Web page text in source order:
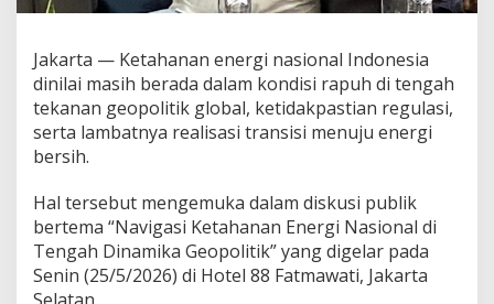
Jakarta — Ketahanan energi nasional Indonesia
dinilai masih berada dalam kondisi rapuh di tengah
tekanan geopolitik global, ketidakpastian regulasi,
serta lambatnya realisasi transisi menuju energi
bersih.
Hal tersebut mengemuka dalam diskusi publik
bertema “Navigasi Ketahanan Energi Nasional di
Tengah Dinamika Geopolitik” yang digelar pada
Senin (25/5/2026) di Hotel 88 Fatmawati, Jakarta